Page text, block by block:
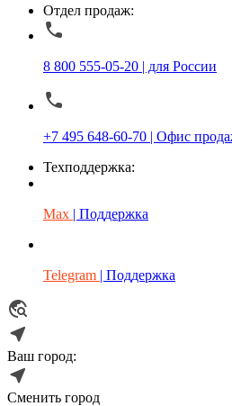
Отдел продаж:
8 800 555-05-20 | для России
+7 495 648-60-70 | Офис
Техподдержка:
Max | Поддержка
Telegram | Поддержка
Ваш город:
Сменить город